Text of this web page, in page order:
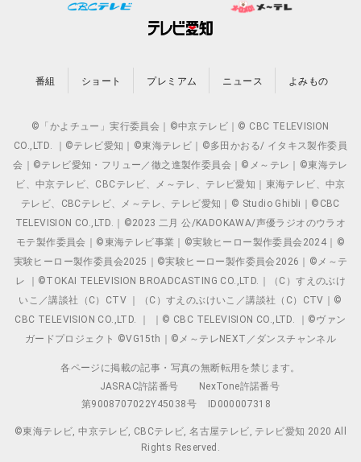
番組 ショート プレミアム ニュース よみもの
©「かよチュー」実行委員会｜©中京テレビ｜© CBC TELEVISION
CO.,LTD. ｜©テレビ愛知｜©東海テレビ｜©多田かおる/ イタキス製作委員
会｜©テレビ愛知・フリュー／徹之進製作委員会｜©メ～テレ｜©東海テレ
ビ、中京テレビ、CBCテレビ、メ～テレ、テレビ愛知｜東海テレビ、中京
テレビ、CBCテレビ、メ～テレ、テレビ愛知｜© Studio Ghibli｜©CBC
TELEVISION CO.,LTD.｜©2023 二月 公/KADOKAWA/声優ラジオのウラオ
モテ製作委員会｜©東海テレビ事業｜©実験ヒーロー製作委員会2024｜©
実験ヒーロー製作委員会2025｜©実験ヒーロー製作委員会2026｜©メ～テ
レ ｜©TOKAI TELEVISION BROADCASTING CO.,LTD.｜（C）すえのぶけ
いこ／講談社（C）CTV ｜（C）すえのぶけいこ／講談社（C）CTV｜©
CBC TELEVISION CO.,LTD. ｜ ｜© CBC TELEVISION CO.,LTD. ｜©ヴァン
ガードプロジェクト ©VG15th｜©メ～テレNEXT／ダンスチャンネル
各ページに掲載の記事・写真の無断転用を禁じます。
JASRAC許諾番号
NexTone許諾番号
第9008707022Y45038号
ID000007318
©東海テレビ, 中京テレビ, CBCテレビ, 名古屋テレビ, テレビ愛知 2020 All
Rights Reserved.